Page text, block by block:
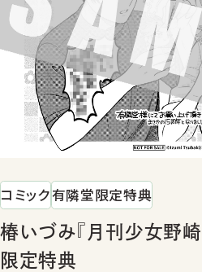
コミック有隣堂限定特典
椿いづみ『月刊少女野崎くん
限定特典